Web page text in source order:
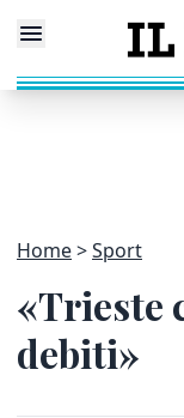
Home Sport
«Trieste
debiti»